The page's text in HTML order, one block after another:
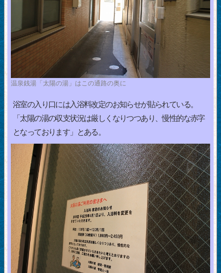
温泉銭湯「太陽の湯」はこの通路の奥に
浴室の入り口には入浴料改定のお知らせが貼られている。
「太陽の湯の収支状況は厳しくなりつつあり、慢性的な赤字
となっております」とある。